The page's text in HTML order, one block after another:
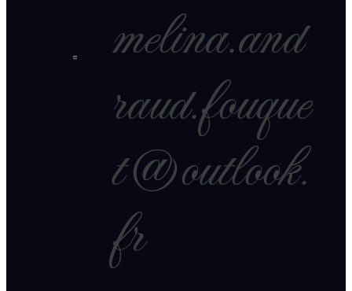
melina.and
raud.fouque
t@outlook.
fr